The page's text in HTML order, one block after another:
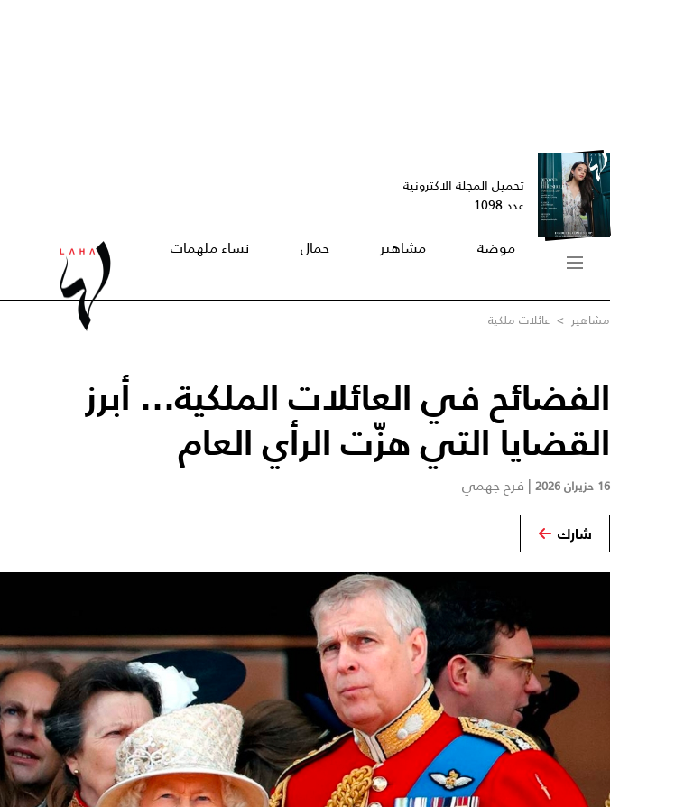
تحميل المجلة الاكترونية
عدد 1098
موضة مشاهير جمال نساء ملهمات
مشاهير > عائلات ملكية
الفضائح في العائلات الملكية... أبرز
القضايا التي هزّت الرأي العام
16 حزيران 2026 | فرح جهمي
شارك